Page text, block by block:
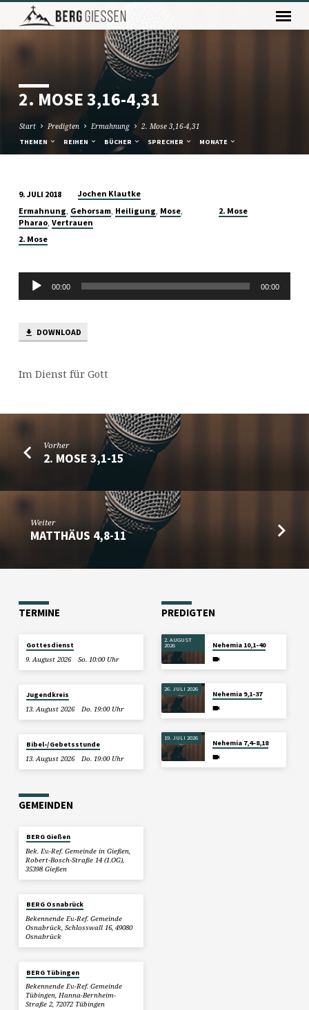
2. MOSE 3,16-4,31
Start Predigten Ermahnung 2. Mose 3,16-4,31
THEMEN REIHEN BÜCHER SPRECHER MONATE
2.
MOSE
3,16-
9. JULI 2018
Jochen Klautke
Ermahnung, Gehorsam, Heiligung, Mose,
Pharao, Vertrauen
2. Mose
2. Mose
Audio-
Player
00:00 00:00
DOWNLOAD
Im Dienst für Gott
Vorher
2. MOSE 3,1-15
Weiter
MATTHÄUS 4,8-11
TERMINE
Gottesdienst
9. August 2026
So. 10:00 Uhr
Jugendkreis
13. August 2026
Do. 19:00 Uhr
Bibel-/Gebetsstunde
13. August 2026
Do. 19:00 Uhr
PREDIGTEN
2. AUGUST
2026 Nehemia 10,1-40
26. JULI 2026
Nehemia 9,1-37
19. JULI 2026
Nehemia 7,4–8,18
GEMEINDEN
BERG Gießen
Bek. Ev.-Ref. Gemeinde in Gießen,
Robert-Bosch-Straße 14 (1.OG),
35398 Gießen
BERG Osnabrück
Bekennende Ev.-Ref. Gemeinde
Osnabrück, Schlosswall 16, 49080
Osnabrück
BERG Tübingen
Bekennende Ev.-Ref. Gemeinde
Tübingen, Hanna-Bernheim-
Straße 2, 72072 Tübingen